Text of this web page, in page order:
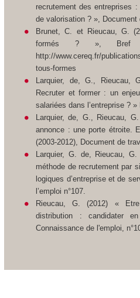
recrutement des entreprises
de valorisation ? »,
Brunet, C. et Rieucau, G.
formés ? »,
http://www.cereq.fr/
tous-formes
Larquier, de, G., Rieucau,
Recruter et former : un
salariées dans l’entreprise ? »
Larquier, de, G., Rieucau,
annonce : une porte étroite.
(2003-2012), Document de
Larquier, G. de, Rieucau,
méthode de recrutement par
logiques d’entreprise et de
l’emploi n°107.
Rieucau, G. (2012) «
distribution : candidater
Connaissance de l'emploi,